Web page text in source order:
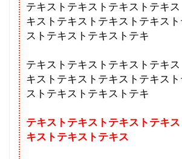
テキストテキストテキストテキ
キストテキストテキストテキス
ストテキストテキストテキ
テキストテキストテキストテキ
キストテキストテキストテキス
ストテキストテキストテキ
テキストテキストテキストテキ
キストテキストテキス